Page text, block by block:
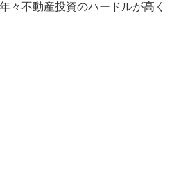
々不動産投資のハードルが高く